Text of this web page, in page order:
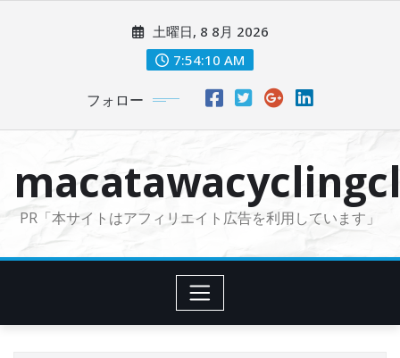
に
土曜日, 8 8月 2026
7:54:11 AM
フォロー
PR「本サイトはアフィリエイト広告を利用しています」